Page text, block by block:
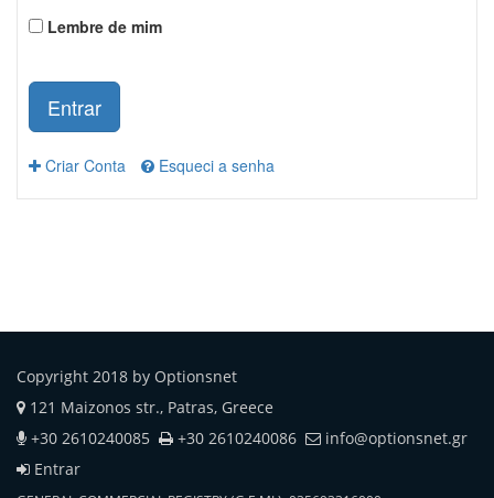
Lembre de mim
Entrar
Criar Conta Esqueci a senha
Copyright 2018 by Optionsnet
121 Maizonos str., Patras, Greece
+30 2610240085
+30 2610240086
info@optionsnet.gr
Entrar